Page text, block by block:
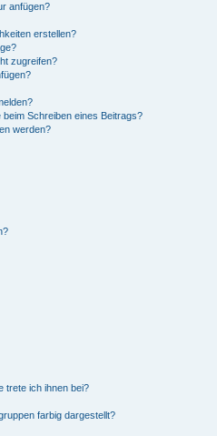
anfügen?
erstellen?
zugreifen?
beim Schreiben eines Beitrags?
werden?
trete ich ihnen bei?
farbig dargestellt?